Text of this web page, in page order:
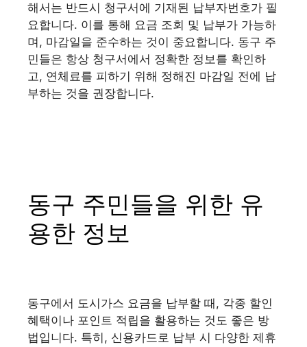
해서는 반드시 청구서에 기재된 납부자번호가 필
요합니다. 이를 통해 요금 조회 및 납부가 가능하
며, 마감일을 준수하는 것이 중요합니다. 동구 주
민들은 항상 청구서에서 정확한 정보를 확인하
고, 연체료를 피하기 위해 정해진 마감일 전에 납
부하는 것을 권장합니다.
동구 주민들을 위한 유
용한 정보
동구에서 도시가스 요금을 납부할 때, 각종 할인
혜택이나 포인트 적립을 활용하는 것도 좋은 방
법입니다. 특히, 신용카드로 납부 시 다양한 제휴